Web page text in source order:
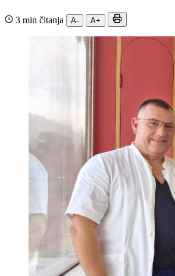
3 min čitanja A- A+